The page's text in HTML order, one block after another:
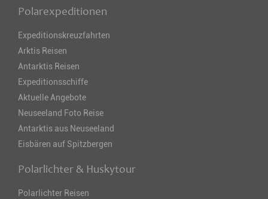
Polarexpeditionen
Expeditionskreuzfahrten
Arktis Reisen
Antarktis Reisen
Expeditionsschiffe
Aktuelle Angebote
Neuseeland Foto Reise
Antarktis aus Neuseeland
Eisbären auf Spitzbergen
Polarlichter & Huskytour
Polarlichter Reisen